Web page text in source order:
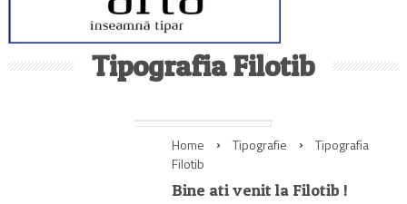
Tipografia Filotib
Home Tipografie
Tipografia
Filotib
Bine ati venit la Filotib !